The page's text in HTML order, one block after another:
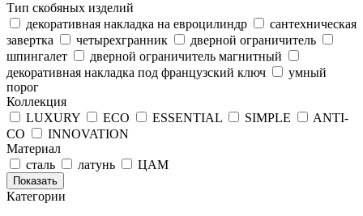
Тип скобяных изделий
декоративная накладка на евроцилиндр
сантехническая
завертка
четырехгранник
дверной ограничитель
шпингалет
дверной ограничитель магнитный
декоративная накладка под французский ключ
умный
порог
Коллекция
LUXURY
ECO ESSENTIAL SIMPLE
ANTI-
CO
INNOVATION
Материал
сталь
латунь ЦАМ
Показать
Категории